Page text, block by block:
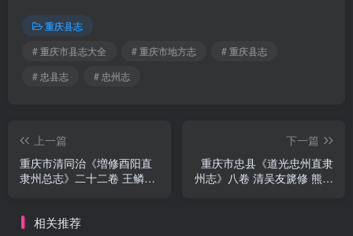
重庆县志
# 重庆市县志大全
# 重庆市地方志
# 重庆县志
# 忠县志
# 忠州志
上一篇
重庆市清同治《増修酉阳直
隶州总志》二十二卷 王鳞飞
下一篇
重庆市忠县《道光忠州直隶
州志》八卷 清吴友篪修 熊履
相关推荐